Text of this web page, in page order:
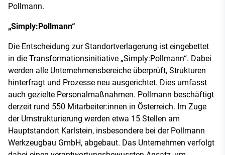
Pollmann.
„Simply:Pollmann“
Die Entscheidung zur Standortverlagerung ist eingebettet
in die Transformationsinitiative „Simply:Pollmann“. Dabei
werden alle Unternehmensbereiche überprüft, Strukturen
hinterfragt und Prozesse neu ausgerichtet. Dies umfasst
auch gezielte Personalmaßnahmen. Pollmann beschäftigt
derzeit rund 550 Mitarbeiter:innen in Österreich. Im Zuge
der Umstrukturierung werden etwa 15 Stellen am
Hauptstandort Karlstein, insbesondere bei der Pollmann
Werkzeugbau GmbH, abgebaut. Das Unternehmen verfolgt